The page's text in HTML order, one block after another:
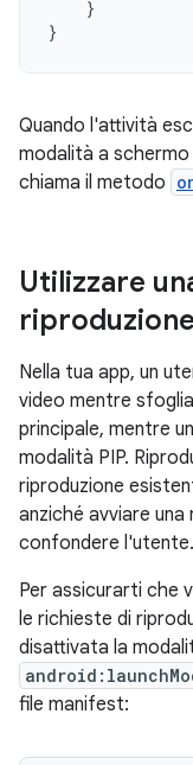
}
}
Quando l'attività
modalità a
chiama il metodo
Utilizzare
Nella tua app, un
video mentre
principale, mentre
modalità PIP.
riproduzione
anziché avviare
confondere l'utente.
Per assicurarti che
le richieste di
disattivata la
file manifest: